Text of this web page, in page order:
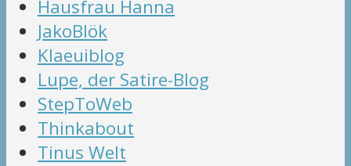
Hausfrau Hanna
JakoBlök
Klaeuiblog
Lupe, der Satire-Blog
StepToWeb
Thinkabout
Tinus Welt